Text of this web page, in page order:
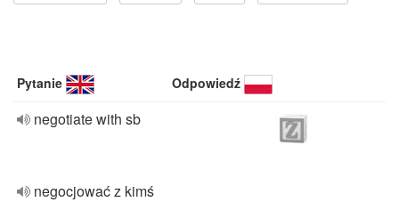
Pytanie Odpowiedź
negotiate with sb
negocjować z kimś